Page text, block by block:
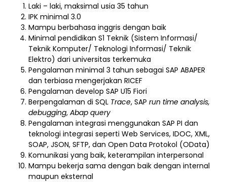
Laki – laki, maksimal usia 35 tahun
IPK minimal 3.0
Mampu berbahasa inggris dengan baik
Minimal pendidikan S1 Teknik (Sistem Informasi/
Teknik Komputer/ Teknologi Informasi/ Teknik
Elektro) dari universitas terkemuka
Pengalaman minimal 3 tahun sebagai SAP ABAPER
dan terbiasa mengerjakan RICEF
Pengalaman develop SAP U15 Fiori
Berpengalaman di SQL Trace, SAP run time analysis,
debugging, Abap query
Pengalaman integrasi menggunakan SAP PI dan
teknologi integrasi seperti Web Services, IDOC, XML,
SOAP, JSON, SFTP, dan Open Data Protokol (OData)
Komunikasi yang baik, keterampilan interpersonal
Mampu bekerja sama dengan baik dengan internal
maupun eksternal